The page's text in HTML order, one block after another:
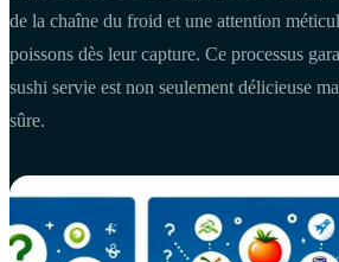
de la chaîne du froid et une attention
poissons dès leur capture. Ce processus
sushi servie est non seulement délicieuse
sûre.